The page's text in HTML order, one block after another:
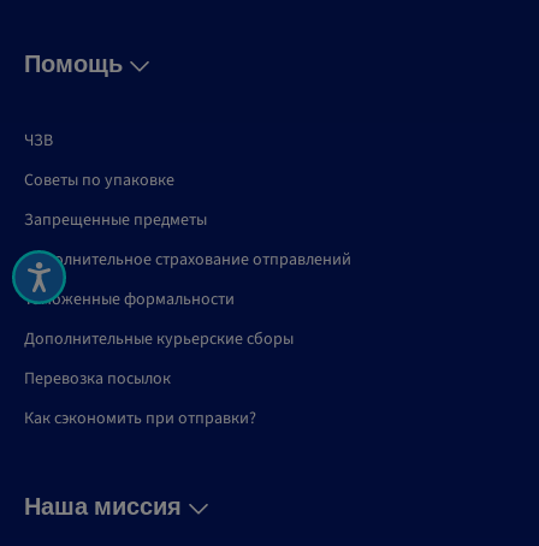
Помощь
ЧЗВ
Советы по упаковке
Запрещенные предметы
Дополнительное страхование отправлений
Таможенные формальности
Дополнительные курьерские сборы
Перевозка посылок
Как сэкономить при отправки?
Наша миссия